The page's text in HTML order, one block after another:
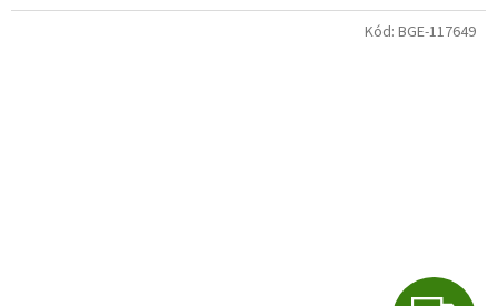
Kód: BGE-117649